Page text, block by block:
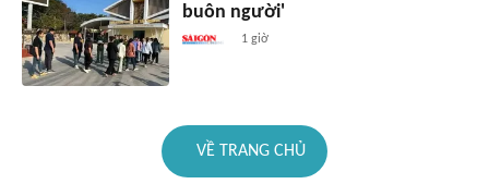
buôn người'
1 giờ
VỀ TRANG CHỦ